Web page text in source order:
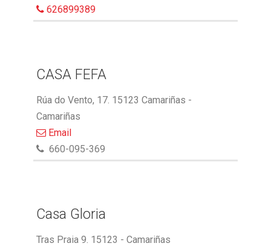
626899389
CASA FEFA
Rúa do Vento, 17. 15123 Camariñas -
Camariñas
Email
660-095-369
Casa Gloria
Tras Praia 9. 15123 - Camariñas